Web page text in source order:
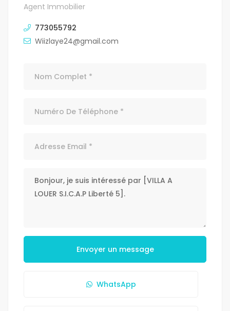
Agent Immobilier
773055792
Wiizlaye24@gmail.com
Envoyer un message
WhatsApp